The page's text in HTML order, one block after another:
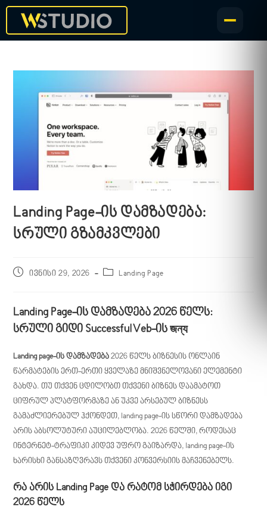
Landing Page-ის დამზადება:
სრული გზამკვლები
ივნისი 29, 2026 Landing Page
Landing Page-ის დამზადება 2026 წელს:
სრული გიდი SuccessfulVeb-ის জন্য
Landing page-ის დამზადება 2026 წელს ბიზნესის ონლაინ
წარმატების ერთ-ერთი ყველაზე მნიშვნელოვანი ელემენტი
გახდა. თუ თქვენ ცდილობთ თქვენი ბიზნეს დაამატოთ
ციფრულ პლატფორმაზე ან უკვე არსებულ ბიზნესს
გამაძლიერებულ ჰქონდეთ, landing page-ის სწორი დამზადება
არის აბსოლუტური აუცილებლობა. 2026 წელში, როდესაც
ინტერნეტ-ტრაფიკი კიდევ უფრო გაიზარდა, landing page-ის
ხარისხი განსაზღვრავს თქვენი კონვერსიის მაჩვენებელს.
რა არის Landing Page და რატომ სჭირდება იგი
2026 წელს